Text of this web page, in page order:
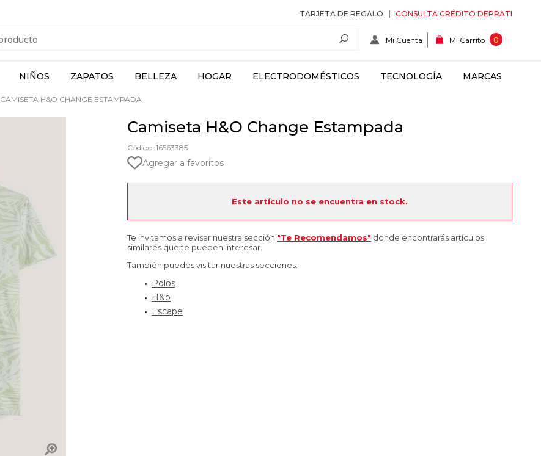
TARJETA DE REGALO CONSULTA CRÉDITO DEPRATI
Mi Cuenta Mi Carrito 0
NIÑOS ZAPATOS BELLEZA HOGAR ELECTRODOMÉSTICOS TECNOLOGÍA MARCAS
CAMISETA H&O CHANGE ESTAMPADA
Camiseta H&O Change Estampada
Código: 16563385
Agregar a favoritos
Este artículo no se encuentra en stock.
Te invitamos a revisar nuestra sección "Te Recomendamos" donde encontrarás artículos
similares que te pueden interesar.
También puedes visitar nuestras secciones:
Polos
H&o
Escape